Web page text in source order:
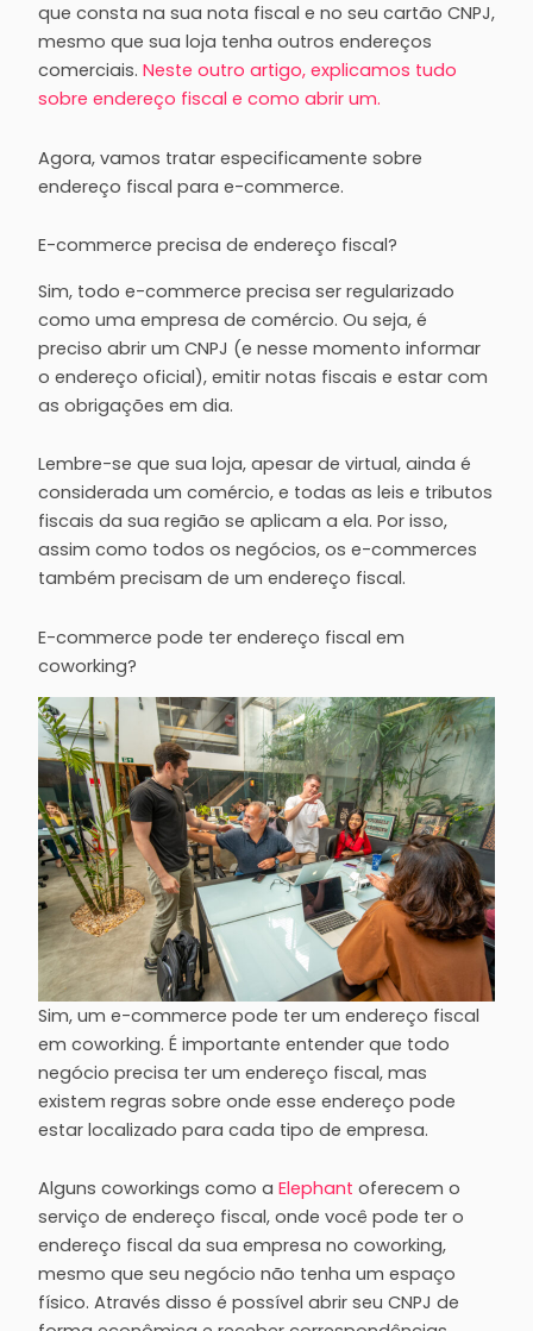
que consta na sua nota fiscal e no seu cartão CNPJ,
mesmo que sua loja tenha outros endereços
comerciais. Neste outro artigo, explicamos tudo
sobre endereço fiscal e como abrir um.
Agora, vamos tratar especificamente sobre
endereço fiscal para e-commerce.
E-commerce precisa de endereço fiscal?
Sim, todo e-commerce precisa ser regularizado
como uma empresa de comércio. Ou seja, é
preciso abrir um CNPJ (e nesse momento informar
o endereço oficial), emitir notas fiscais e estar com
as obrigações em dia.
Lembre-se que sua loja, apesar de virtual, ainda é
considerada um comércio, e todas as leis e tributos
fiscais da sua região se aplicam a ela. Por isso,
assim como todos os negócios, os e-commerces
também precisam de um endereço fiscal.
E-commerce pode ter endereço fiscal em
coworking?
Sim, um e-commerce pode ter um endereço fiscal
em coworking. É importante entender que todo
negócio precisa ter um endereço fiscal, mas
existem regras sobre onde esse endereço pode
estar localizado para cada tipo de empresa.
Alguns coworkings como a Elephant oferecem o
serviço de endereço fiscal, onde você pode ter o
endereço fiscal da sua empresa no coworking,
mesmo que seu negócio não tenha um espaço
físico. Através disso é possível abrir seu CNPJ de